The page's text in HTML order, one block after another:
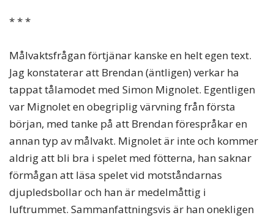
* * *
Målvaktsfrågan förtjänar kanske en helt egen text.
Jag konstaterar att Brendan (äntligen) verkar ha
tappat tålamodet med Simon Mignolet. Egentligen
var Mignolet en obegriplig värvning från första
början, med tanke på att Brendan förespråkar en
annan typ av målvakt. Mignolet är inte och kommer
aldrig att bli bra i spelet med fötterna, han saknar
förmågan att läsa spelet vid motståndarnas
djupledsbollar och han är medelmåttig i
luftrummet. Sammanfattningsvis är han onekligen